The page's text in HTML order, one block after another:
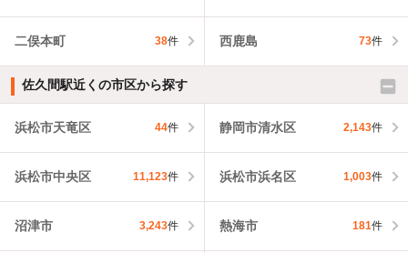
二俣本町 38件 西鹿島 73件
佐久間駅近くの市区から探す
浜松市天竜区 44件 静岡市清水区 2,143件
浜松市中央区 11,123件 浜松市浜名区 1,003件
沼津市 3,243件 熱海市 181件